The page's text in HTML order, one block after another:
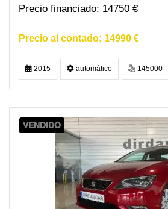
14750 €
14990 €
2015 automático 145000
VENDIDO